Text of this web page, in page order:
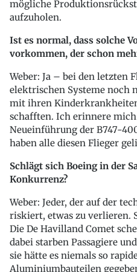
mögliche
aufzuholen.
Ist es normal, dass solche
vorkommen, der schon
Weber: Ja – bei den letzten
elektrischen Systeme noch
mit ihren
schafften. Ich erinnere mich
Neueinführung der B747-
haben alle diesen Flieger
Schlägt sich Boeing in der
Konkurrenz?
Weber: Jeder, der auf der
riskiert, etwas zu
Die De Havilland Comet
dabei starben Passagiere
sie hätte es niemals so
Aluminiumbauteilen